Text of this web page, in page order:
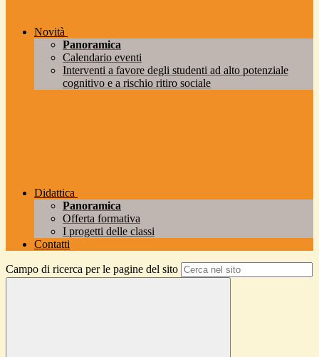
Novità
Panoramica
Calendario eventi
Interventi a favore degli studenti ad alto potenziale
cognitivo e a rischio ritiro sociale
Didattica
Panoramica
Offerta formativa
I progetti delle classi
Contatti
Campo di ricerca per le pagine del sito